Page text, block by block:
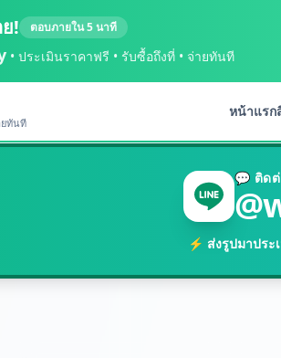
! ตอบภายใน 5 นาที
• ประเมินราคาฟรี • รับซื้อถึงที่ • จ่ายทันที
ยทันที
หน้าแรก
💬 ติดต่
⚡ ส่งรูปมาประ